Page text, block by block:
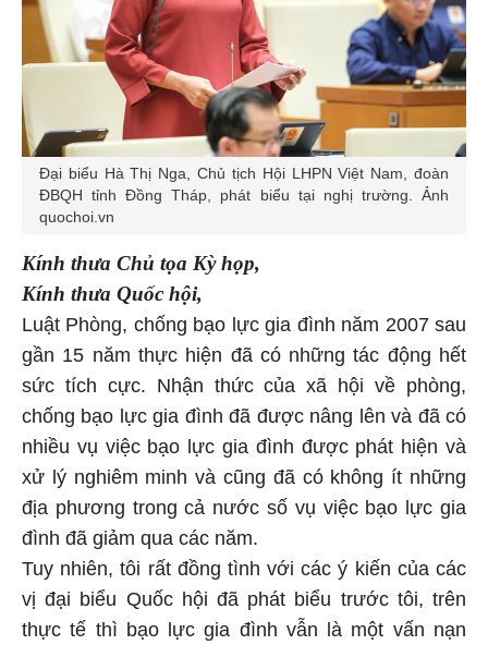
Đại biểu Hà Thị Nga, Chủ tịch Hội LHPN Việt Nam, đoàn
ĐBQH tỉnh Đồng Tháp, phát biểu tại nghị trường. Ảnh
quochoi.vn
Kính thưa Chủ tọa Kỳ họp,
Kính thưa Quốc hội,
Luật Phòng, chống bạo lực gia đình năm 2007 sau
gần 15 năm thực hiện đã có những tác động hết
sức tích cực. Nhận thức của xã hội về phòng,
chống bạo lực gia đình đã được nâng lên và đã có
nhiều vụ việc bạo lực gia đình được phát hiện và
xử lý nghiêm minh và cũng đã có không ít những
địa phương trong cả nước số vụ việc bạo lực gia
đình đã giảm qua các năm.
Tuy nhiên, tôi rất đồng tình với các ý kiến của các
vị đại biểu Quốc hội đã phát biểu trước tôi, trên
thực tế thì bạo lực gia đình vẫn là một vấn nạn